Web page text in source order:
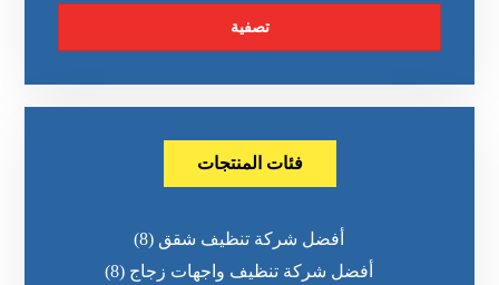
تصفية
فئات المنتجات
أفضل شركة تنظيف شقق (8)
أفضل شركة تنظيف واجهات زجاج (8)